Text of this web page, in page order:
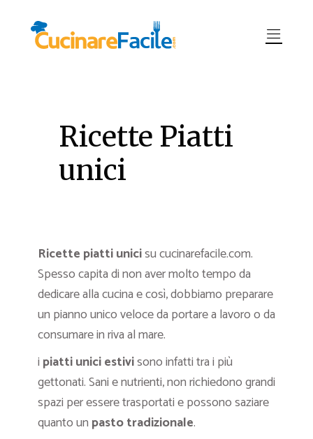
Ricette Piatti
unici
Ricette piatti unicisu cucinarefacile.com.
Spesso capita di non aver molto tempo da
dedicare alla cucina e così, dobbiamo preparare
un pianno unico veloce da portare a lavoro o da
consumare in riva al mare.
i piatti unici estivisono infatti tra i più
gettonati. Sani e nutrienti, non richiedono grandi
spazi per essere trasportati e possono saziare
quanto un pasto tradizionale.